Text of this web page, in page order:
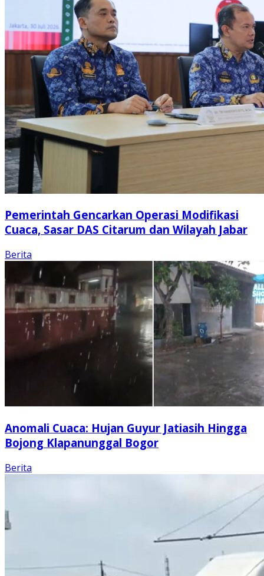
Pemerintah Gencarkan Operasi Modifikasi
Cuaca, Sasar DAS Citarum dan Wilayah Jabar
Berita
Anomali Cuaca: Hujan Guyur Jatiasih Hingga
Bojong Klapanunggal Bogor
Berita